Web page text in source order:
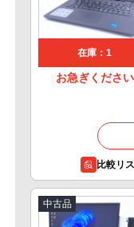
在庫：1
お急ぎください
比較リ
中古品